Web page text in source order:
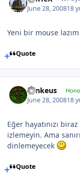
June 28, 200818
Yeni bir mouse
Quote
Lynkeus
June 28, 200818
Eğer hayatınızı
izlemeyin. Ama
dinlemeyecek
Quote